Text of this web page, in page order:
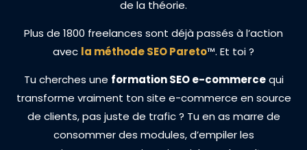
de la théorie.
Plus de 1800 freelances sont déjà passés à l’action
avec la méthode SEO Pareto™. Et toi ?
Tu cherches une formation SEO e-commercequi
transforme vraiment ton site e-commerce en source
de clients, pas juste de trafic ? Tu en as marre de
consommer des modules, d’empiler les